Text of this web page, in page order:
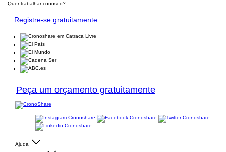
Quer trabalhar conosco?
Registre-se gratuitamente
Peça um orçamento gratuitamente
Ajuda